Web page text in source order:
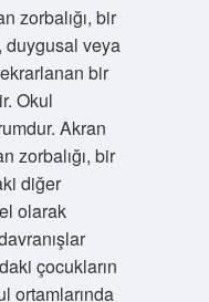
zorbalığı, bir
duygusal veya
bir
Okul
Akran
zorbalığı, bir
diğer
olarak
çocukların
ortamlarında